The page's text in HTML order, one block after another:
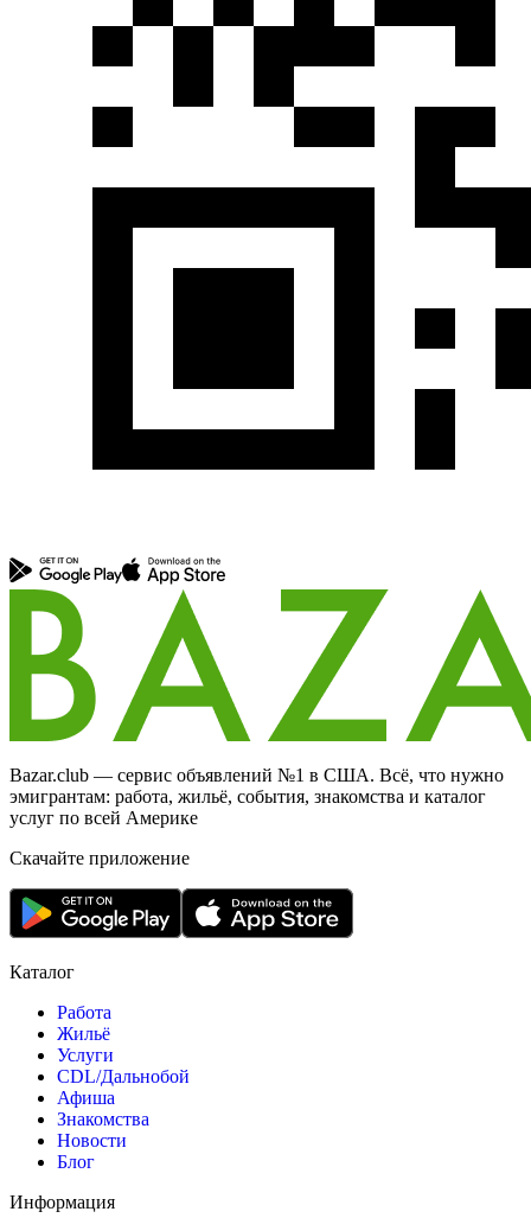
Bazar.club — сервис объявлений №1 в США. Всё, что нужно
эмигрантам: работа, жильё, события, знакомства и каталог
услуг по всей Америке
Скачайте приложение
Каталог
Работа
Жильё
Услуги
CDL/Дальнобой
Афиша
Знакомства
Новости
Блог
Информация